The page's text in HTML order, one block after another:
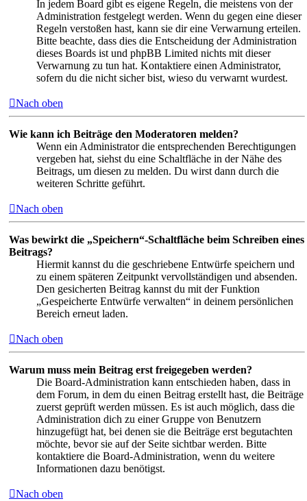
In jedem Board gibt es eigene Regeln, die meistens von der
Administration festgelegt werden. Wenn du gegen eine dieser
Regeln verstoßen hast, kann sie dir eine Verwarnung erteilen.
Bitte beachte, dass dies die Entscheidung der Administration
dieses Boards ist und phpBB Limited nichts mit dieser
Verwarnung zu tun hat. Kontaktiere einen Administrator,
sofern du die nicht sicher bist, wieso du verwarnt wurdest.
Nach oben
Wie kann ich Beiträge den Moderatoren melden?
Wenn ein Administrator die entsprechenden Berechtigungen
vergeben hat, siehst du eine Schaltfläche in der Nähe des
Beitrags, um diesen zu melden. Du wirst dann durch die
weiteren Schritte geführt.
Nach oben
Was bewirkt die „Speichern“-Schaltfläche beim Schreiben eines
Beitrags?
Hiermit kannst du die geschriebene Entwürfe speichern und
zu einem späteren Zeitpunkt vervollständigen und absenden.
Den gesicherten Beitrag kannst du mit der Funktion
„Gespeicherte Entwürfe verwalten“ in deinem persönlichen
Bereich erneut laden.
Nach oben
Warum muss mein Beitrag erst freigegeben werden?
Die Board-Administration kann entschieden haben, dass in
dem Forum, in dem du einen Beitrag erstellt hast, die Beiträge
zuerst geprüft werden müssen. Es ist auch möglich, dass die
Administration dich zu einer Gruppe von Benutzern
hinzugefügt hat, bei denen sie die Beiträge erst begutachten
möchte, bevor sie auf der Seite sichtbar werden. Bitte
kontaktiere die Board-Administration, wenn du weitere
Informationen dazu benötigst.
Nach oben